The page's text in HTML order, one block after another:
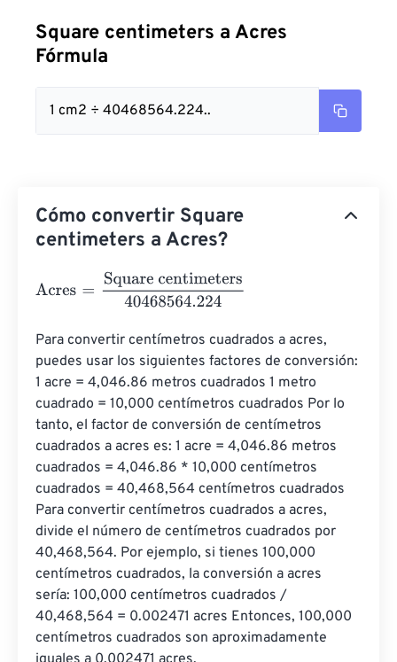
Square centimeters a Acres
Fórmula
1 cm2 ÷ 40468564.224..
Cómo convertir Square
centimeters a Acres?
Acres Square centimeters40468564.224
Para convertir centímetros cuadrados a acres,
puedes usar los siguientes factores de conversión:
1 acre = 4,046.86 metros cuadrados 1 metro
cuadrado = 10,000 centímetros cuadrados Por lo
tanto, el factor de conversión de centímetros
cuadrados a acres es: 1 acre = 4,046.86 metros
cuadrados = 4,046.86 * 10,000 centímetros
cuadrados = 40,468,564 centímetros cuadrados
Para convertir centímetros cuadrados a acres,
divide el número de centímetros cuadrados por
40,468,564. Por ejemplo, si tienes 100,000
centímetros cuadrados, la conversión a acres
sería: 100,000 centímetros cuadrados /
40,468,564 = 0.002471 acres Entonces, 100,000
centímetros cuadrados son aproximadamente